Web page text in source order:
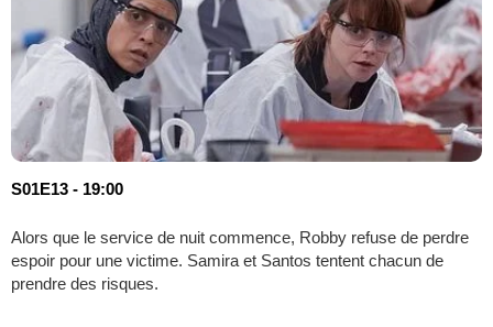
S01E13 - 19:00
Alors que le service de nuit commence, Robby refuse de perdre
espoir pour une victime. Samira et Santos tentent chacun de
prendre des risques.